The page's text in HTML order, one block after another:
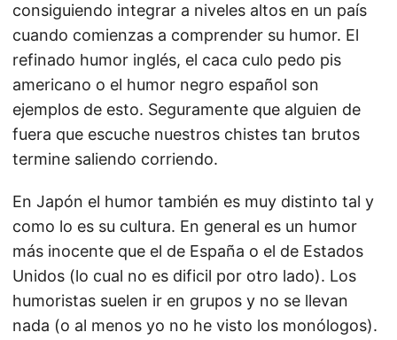
consiguiendo integrar a niveles altos en un país
cuando comienzas a comprender su humor. El
refinado humor inglés, el caca culo pedo pis
americano o el humor negro español son
ejemplos de esto. Seguramente que alguien de
fuera que escuche nuestros chistes tan brutos
termine saliendo corriendo.
En Japón el humor también es muy distinto tal y
como lo es su cultura. En general es un humor
más inocente que el de España o el de Estados
Unidos (lo cual no es dificil por otro lado). Los
humoristas suelen ir en grupos y no se llevan
nada (o al menos yo no he visto los monólogos).